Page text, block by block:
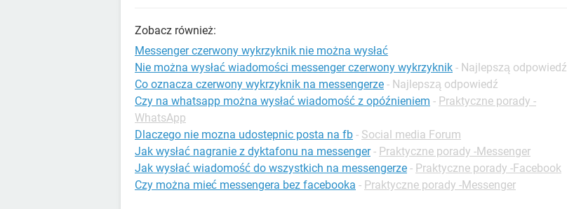
Zobacz również:
Messenger czerwony wykrzyknik nie można wysłać
Nie można wysłać wiadomości messenger czerwony wykrzyknik - Najlepszą odpowiedź
Co oznacza czerwony wykrzyknik na messengerze - Najlepszą odpowiedź
Czy na whatsapp można wysłać wiadomość z opóźnieniem - Praktyczne porady -
WhatsApp
Dlaczego nie mozna udostepnic posta na fb - Social media Forum
Jak wysłać nagranie z dyktafonu na messenger - Praktyczne porady -Messenger
Jak wysłać wiadomość do wszystkich na messengerze - Praktyczne porady -Facebook
Czy można mieć messengera bez facebooka - Praktyczne porady -Messenger